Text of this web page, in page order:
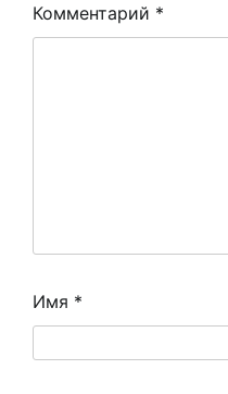
Комментарий *
Имя *